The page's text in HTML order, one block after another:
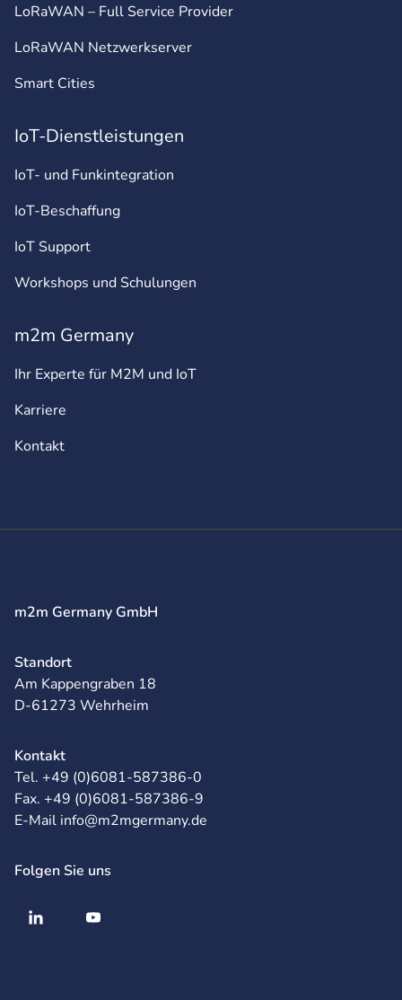
LoRaWAN – Full Service Provider
LoRaWAN Netzwerkserver
Smart Cities
IoT-Dienstleistungen
IoT- und Funkintegration
IoT-Beschaffung
IoT Support
Workshops und Schulungen
m2m Germany
Ihr Experte für M2M und IoT
Karriere
Kontakt
m2m Germany GmbH
Standort
Am Kappengraben 18
D-61273 Wehrheim
Kontakt
Tel. +49 (0)6081-587386-0
Fax. +49 (0)6081-587386-9
E-Mail info@m2mgermany.de
Folgen Sie uns